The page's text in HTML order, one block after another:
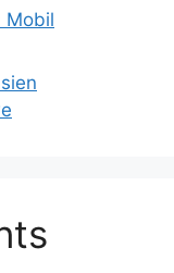
Mobil